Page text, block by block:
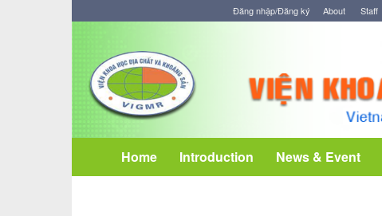
Đăng nhập/Đăng ký About Staff
Viện
Khoa
học
Địa
chất
và
Khoáng
Home Introduction News & Event